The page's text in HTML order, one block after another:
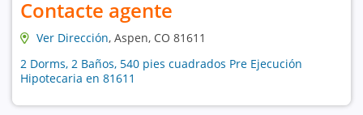
Contacte agente
Ver Dirección, Aspen, CO 81611
2 Dorms, 2 Baños, 540 pies cuadrados Pre Ejecución
Hipotecaria en 81611